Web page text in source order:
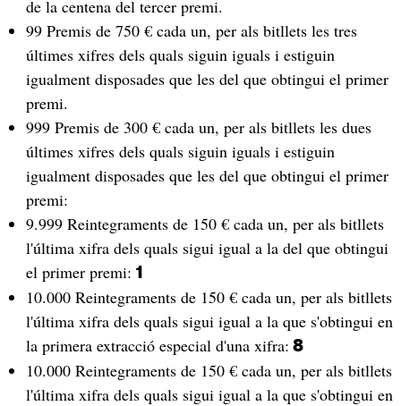
de la centena del tercer premi.
99 Premis de 750 € cada un, per als bitllets les tres
últimes xifres dels quals siguin iguals i estiguin
igualment disposades que les del que obtingui el primer
premi.
999 Premis de 300 € cada un, per als bitllets les dues
últimes xifres dels quals siguin iguals i estiguin
igualment disposades que les del que obtingui el primer
premi:
9.999 Reintegraments de 150 € cada un, per als bitllets
l'última xifra dels quals sigui igual a la del que obtingui
el primer premi: 1
10.000 Reintegraments de 150 € cada un, per als bitllets
l'última xifra dels quals sigui igual a la que s'obtingui en
la primera extracció especial d'una xifra: 8
10.000 Reintegraments de 150 € cada un, per als bitllets
l'última xifra dels quals sigui igual a la que s'obtingui en